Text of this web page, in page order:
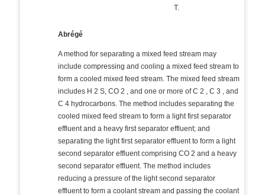
T.
Abrégé
A method for separating a mixed feed stream may
include compressing and cooling a mixed feed stream to
form a cooled mixed feed stream. The mixed feed stream
includes H 2 S, CO 2 , and one or more of C 2 , C 3 , and
C 4 hydrocarbons. The method includes separating the
cooled mixed feed stream to form a light first separator
effluent and a heavy first separator effluent; and
separating the light first separator effluent to form a light
second separator effluent comprising CO 2 and a heavy
second separator effluent. The method includes
reducing a pressure of the light second separator
effluent to form a coolant stream and passing the coolant